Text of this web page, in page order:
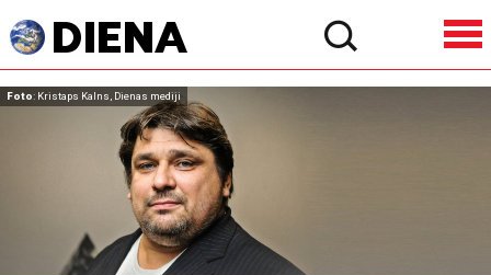
Foto: Kristaps Kalns, Dienas mediji